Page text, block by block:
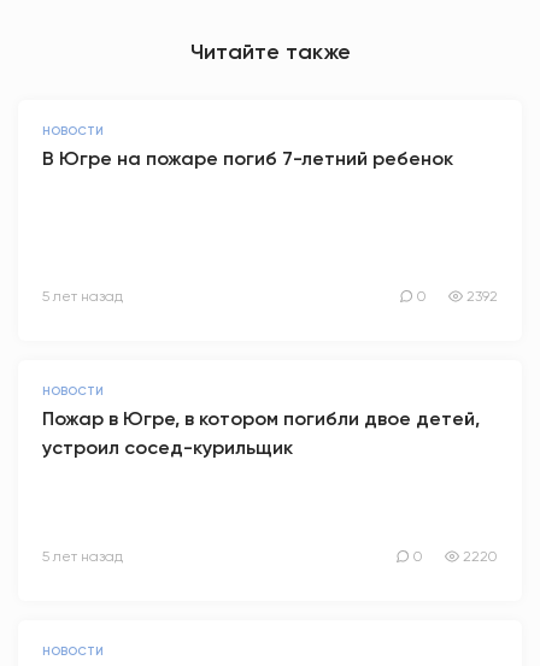
Читайте также
НОВОСТИ
В Югре на пожаре погиб 7-летний ребенок
5 лет назад 0 2392
НОВОСТИ
Пожар в Югре, в котором погибли двое детей,
устроил сосед-курильщик
5 лет назад 0 2220
НОВОСТИ